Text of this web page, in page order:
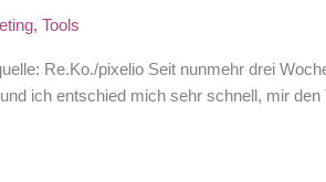
, Tools
Re.Ko./pixelio Seit nunmehr drei
ich entschied mich sehr schnell, mir